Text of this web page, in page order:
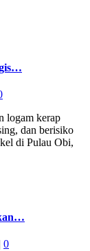
logam kerap
dan berisiko
di Pulau Obi,
0